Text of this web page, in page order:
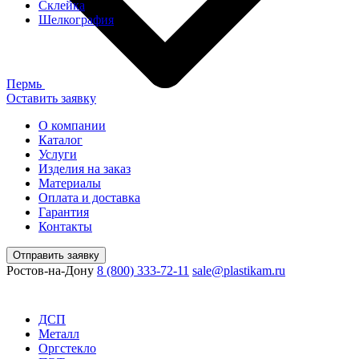
Пермь
Оставить заявку
О компании
Каталог
Услуги
Изделия на заказ
Материалы
Оплата и доставка
Гарантия
Контакты
Отправить заявку
Ростов-на-Дону 8 (800) 333-72-11 sale@plastikam.ru
Склейка
Шелкография
ДСП
Металл
Оргстекло